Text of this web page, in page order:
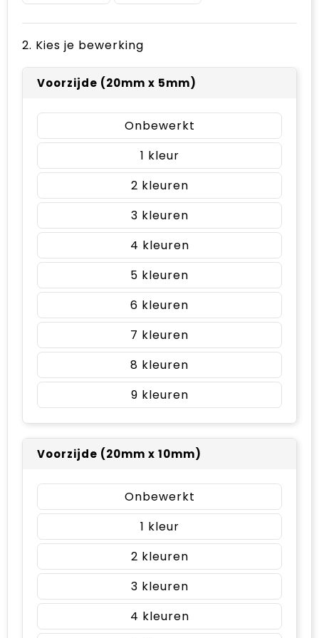
2. Kies je bewerking
Voorzijde (20mm x 5mm)
Onbewerkt
1
2
3
4
5
6
7
8
9
Voorzijde (20mm x 10mm)
Onbewerkt
1
2
3
4